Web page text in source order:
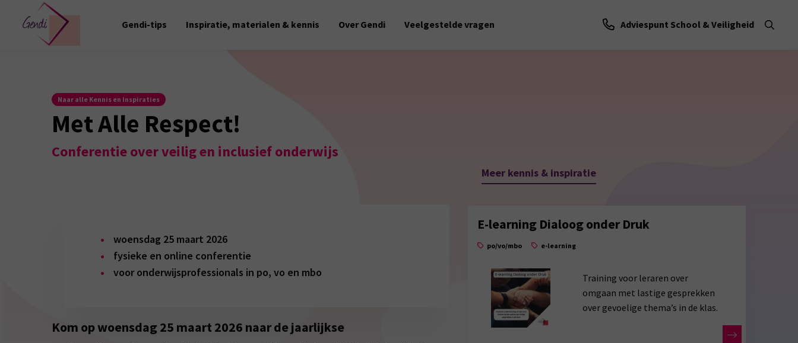
Gendi-tips Inspiratie, materialen & kennis Over Gendi Veelgestelde vragen Adviespunt School & Veiligheid
Naar alle Kennis en Inspiraties
Met Alle Respect!
Conferentie over veilig en inclusief onderwijs
woensdag 25 maart 2026
fysieke en online conferentie
voor onderwijsprofessionals in po, vo en mbo
Kom op woensdag 25 maart 2026 naar de jaarlijkse
Meer kennis & inspiratie
E-learning Dialoog onder Druk
po/vo/mbo e-learning
Training voor leraren over
omgaan met lastige gesprekken
over gevoelige thema’s in de klas.